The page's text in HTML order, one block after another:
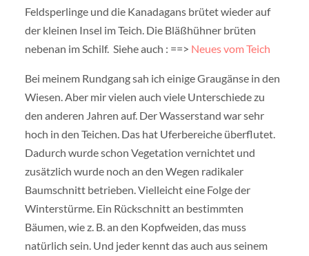
Feldsperlinge und die Kanadagans brütet wieder auf
der kleinen Insel im Teich. Die Bläßhühner brüten
nebenan im Schilf. Siehe auch : ==> Neues vom Teich
Bei meinem Rundgang sah ich einige Graugänse in den
Wiesen. Aber mir vielen auch viele Unterschiede zu
den anderen Jahren auf. Der Wasserstand war sehr
hoch in den Teichen. Das hat Uferbereiche überflutet.
Dadurch wurde schon Vegetation vernichtet und
zusätzlich wurde noch an den Wegen radikaler
Baumschnitt betrieben. Vielleicht eine Folge der
Winterstürme. Ein Rückschnitt an bestimmten
Bäumen, wie z. B. an den Kopfweiden, das muss
natürlich sein. Und jeder kennt das auch aus seinem